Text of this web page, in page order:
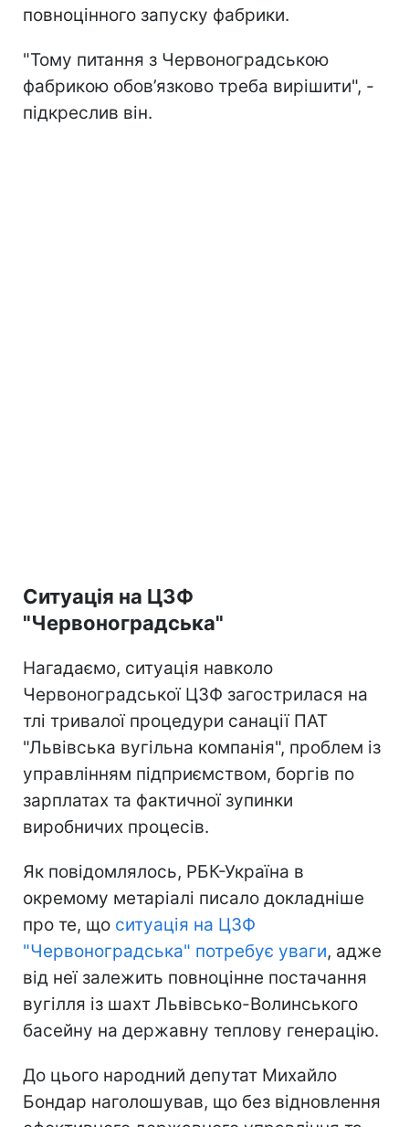
повноцінного запуску фабрики.
"Тому питання з Червоноградською
фабрикою обов’язково треба вирішити", -
підкреслив він.
Ситуація на ЦЗФ
"Червоноградська"
Нагадаємо, ситуація навколо
Червоноградської ЦЗФ загострилася на
тлі тривалої процедури санації ПАТ
"Львівська вугільна компанія", проблем із
управлінням підприємством, боргів по
зарплатах та фактичної зупинки
виробничих процесів.
Як повідомлялось, РБК-Україна в
окремому метаріалі писало докладніше
про те, що ситуація на ЦЗФ
"Червоноградська" потребує уваги, адже
від неї залежить повноцінне постачання
вугілля із шахт Львівсько-Волинського
басейну на державну теплову генерацію.
До цього народний депутат Михайло
Бондар наголошував, що без відновлення